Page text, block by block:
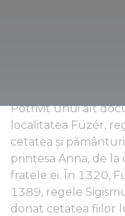
Numele cetății
într-un document
alt înscris din
jumătate a
„maestru Andronic
la care a fost
Potrivit unui alt
localitatea Füzér,
cetatea și
prințesa Anna, de
fratele ei. În 1320,
1389, regele
donat cetatea fiilor